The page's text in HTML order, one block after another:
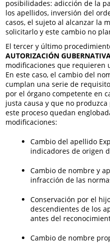
posibilidades: adicción de la
los apellidos, inversión del
casos, el sujeto al alcanzar la
solicitarlo y este cambio no
El tercer y último
AUTORIZACIÓN
modificaciones que requieren
En este caso, el cambio del
cumplan una serie de
por el órgano competente en
justa causa y que no
este proceso quedan
modificaciones:
Cambio del apellido
indicadores de origen
Cambio de nombre y
infracción de las
Conservación por el
descendientes de los
antes del
Cambio de nombre